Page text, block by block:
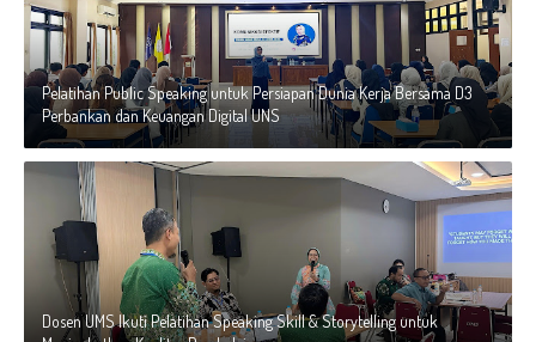
Pelatihan Public Speaking untuk Persiapan Dunia Kerja Bersama D3
Perbankan dan Keuangan Digital UNS
Dosen UMS Ikuti Pelatihan Speaking Skill & Storytelling untuk